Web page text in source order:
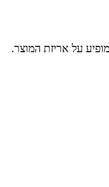
על אריזת המוצר.